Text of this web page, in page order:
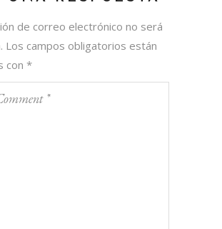
de correo electrónico no será
Los campos obligatorios están
con *